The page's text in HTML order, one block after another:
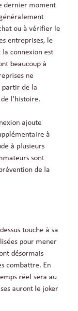
dernier moment
ou à vérifier le
entreprises, le
connexion est
beaucoup à
ne
partir de la
l'histoire.
ajoute
à
à plusieurs
sont
de la
touche à sa
pour mener
désormais
combattre. En
réel sera au
auront le joker